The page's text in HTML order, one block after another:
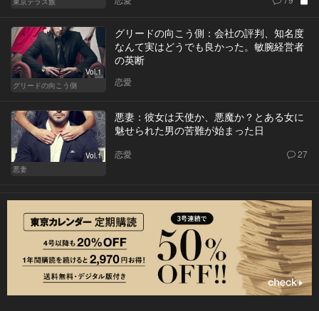
Vol.1
グリードの向こう側
グリードの向こう側：会社の評判、知名度
なんて実はどうでも良かった。敏腕経営者
の英断
恋愛
Vol.1
悪妻
悪妻：彼女は天使か、悪魔か？とある女に
魅せられた男の苦難が始まった日
恋愛 27